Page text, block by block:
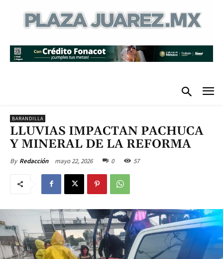
BARANDILLA
LLUVIAS IMPACTAN PACHUCA
Y MINERAL DE LA REFORMA
By Redacción mayo 22, 2026 0 57